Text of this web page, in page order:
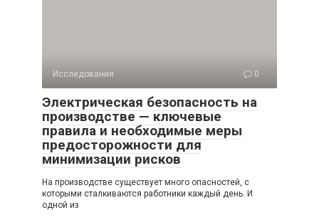
Исследования 0
Электрическая безопасность на
производстве — ключевые
правила и необходимые меры
предосторожности для
минимизации рисков
На производстве существует много опасностей, с
которыми сталкиваются работники каждый день. И
одной из